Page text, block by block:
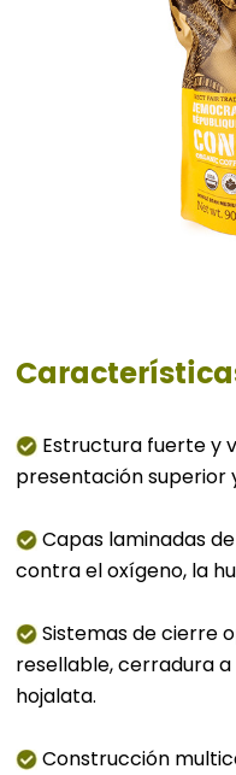
Estructura fuerte y
presentación superior
Capas laminadas
contra el oxígeno, la
Sistemas de cierre
resellable, cerradura
hojalata.
Construcción